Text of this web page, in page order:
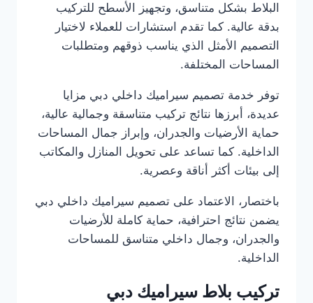
البلاط بشكل متناسق، وتجهيز الأسطح للتركيب
بدقة عالية. كما تقدم استشارات للعملاء لاختيار
التصميم الأمثل الذي يناسب ذوقهم ومتطلبات
المساحات المختلفة.
توفر خدمة تصميم سيراميك داخلي دبي مزايا
عديدة، أبرزها نتائج تركيب متناسقة وجمالية عالية،
حماية الأرضيات والجدران، وإبراز جمال المساحات
الداخلية. كما تساعد على تحويل المنازل والمكاتب
إلى بيئات أكثر أناقة وعصرية.
باختصار، الاعتماد على تصميم سيراميك داخلي دبي
يضمن نتائج احترافية، حماية كاملة للأرضيات
والجدران، وجمال داخلي متناسق للمساحات
الداخلية.
تركيب بلاط سيراميك دبي